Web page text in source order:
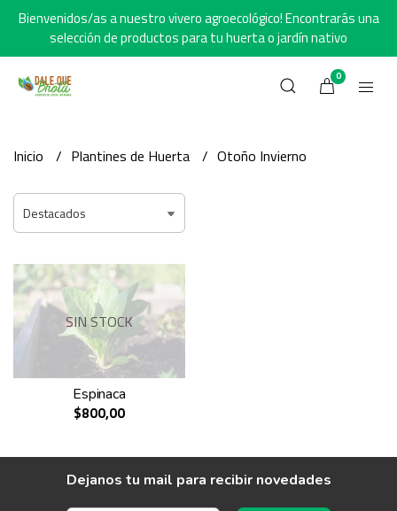
Bienvenidos/as a nuestro vivero agroecológico! Encontrarás una
selección de productos para tu huerta o jardín nativo
0
Inicio Plantines de Huerta Otoño Invierno
SIN STOCK
Espinaca
$800,00
Dejanos tu mail para recibir novedades